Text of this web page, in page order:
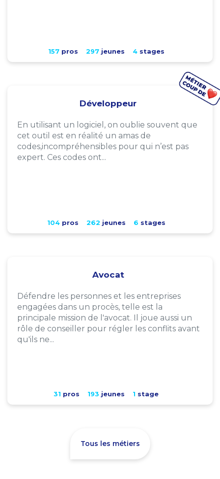
157pros 297jeunes 4stages
Développeur
En utilisant un logiciel, on oublie souvent que
cet outil est en réalité un amas de
codes,incompréhensibles pour qui n’est pas
expert. Ces codes ont...
104pros 262 jeunes 6 stages
Avocat
Défendre les personnes et les entreprises
engagées dans un procès, telle est la
principale mission de l'avocat. Il joue aussi un
rôle de conseiller pour régler les conflits avant
qu'ils ne...
31 pros 193 jeunes 1 stage
Tous les métiers